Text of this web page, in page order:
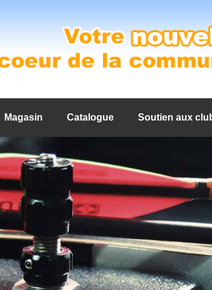
Magasin Catalogue Soutien aux